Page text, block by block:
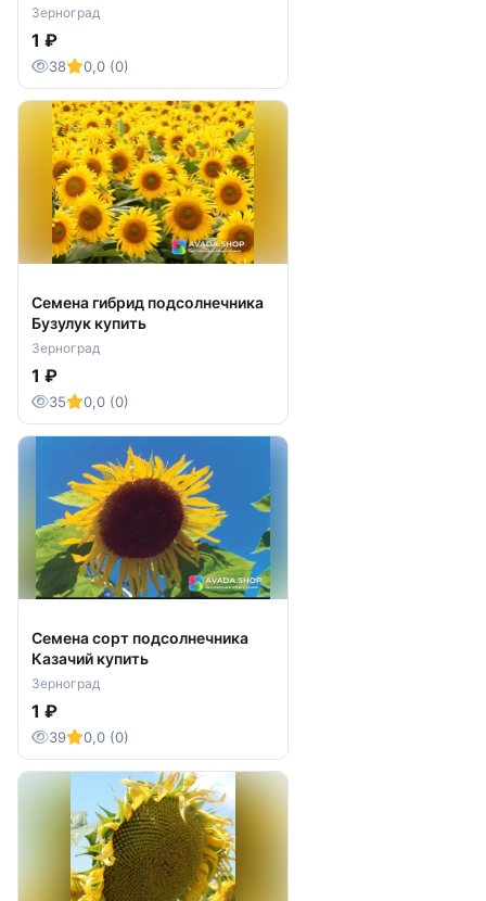
Зерноград
1 ₽
38 0,0 (0)
Семена гибрид подсолнечника
Бузулук купить
Зерноград
1 ₽
35 0,0 (0)
Семена сорт подсолнечника
Казачий купить
Зерноград
1 ₽
39 0,0 (0)